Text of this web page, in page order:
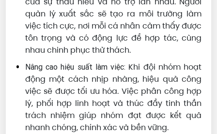
quản lý xuất sắc sẽ tạo ra môi trường làm
việc tích cực, nơi mỗi cá nhân cảm thấy được
tôn trọng và có động lực để hợp tác, cùng
nhau chinh phục thử thách.
Nâng cao hiệu suất làm việc: Khi đội nhóm hoạt
động một cách nhịp nhàng, hiệu quả công
việc sẽ được tối ưu hóa. Việc phân công hợp
lý, phối hợp linh hoạt và thúc đẩy tinh thần
trách nhiệm giúp nhóm đạt được kết quả
nhanh chóng, chính xác và bền vững.